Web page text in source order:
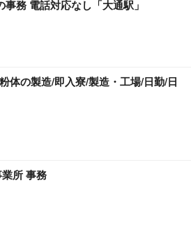
務 電話対応なし「大通駅」
体の製造/即入寮/製造・工場/日勤/日
所 事務